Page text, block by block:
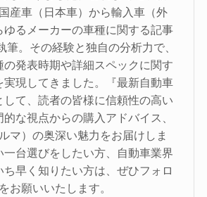
産車（日本車）から輸入車（外
るメーカーの車種に関する記事
筆。その経験と独自の分析力で、
発表時期や詳細スペックに関す
実現してきました。『最新自動車
て、読者の皆様に信頼性の高い
な視点からの購入アドバイス、
マ）の奥深い魅力をお届けしま
台選びをしたい方、自動車業界
早く知りたい方は、ぜひフォロ
お願いいたします。